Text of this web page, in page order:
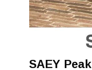
SAEY Peak